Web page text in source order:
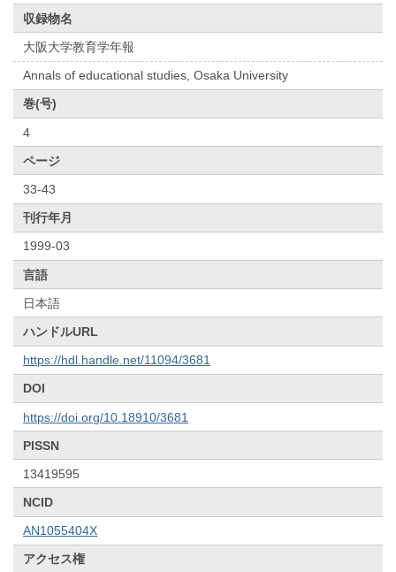
収録物名
大阪大学教育学年報
Annals of educational studies, Osaka University
巻(号)
4
ページ
33-43
刊行年月
1999-03
言語
日本語
ハンドルURL
https://hdl.handle.net/11094/3681
DOI
https://doi.org/10.18910/3681
PISSN
13419595
NCID
AN1055404X
アクセス権